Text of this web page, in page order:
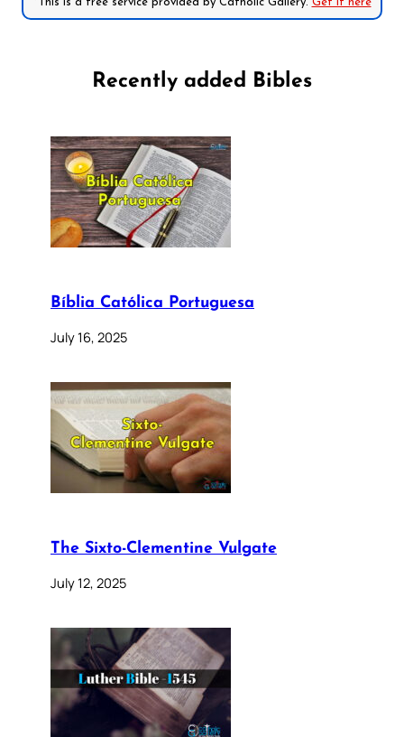
*This is a free service provided by Catholic Gallery. Get it here
Recently added Bibles
Bíblia Católica Portuguesa
July 16, 2025
The Sixto-Clementine Vulgate
July 12, 2025